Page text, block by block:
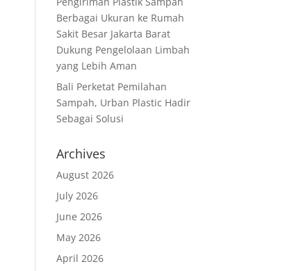
Berbagai Ukuran ke Rumah
Sakit Besar Jakarta Barat
Dukung Pengelolaan Limbah
yang Lebih Aman
Bali Perketat Pemilahan
Sampah, Urban Plastic Hadir
Sebagai Solusi
Archives
August 2026
July 2026
June 2026
May 2026
April 2026